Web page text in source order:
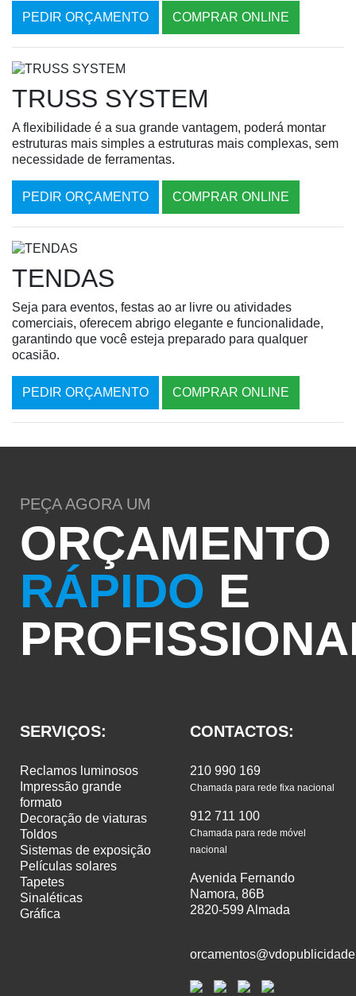
PEDIR ORÇAMENTO COMPRAR ONLINE
TRUSS SYSTEM
A flexibilidade é a sua grande vantagem, poderá montar
estruturas mais simples a estruturas mais complexas, sem
necessidade de ferramentas.
PEDIR ORÇAMENTO COMPRAR ONLINE
TENDAS
Seja para eventos, festas ao ar livre ou atividades
comerciais, oferecem abrigo elegante e funcionalidade,
garantindo que você esteja preparado para qualquer
ocasião.
PEDIR ORÇAMENTO COMPRAR ONLINE
PEÇA AGORA UM
ORÇAMENTO
RÁPIDO E
SERVIÇOS:
reclamos luminosos
formato
decoração de viaturas
toldos
sistemas de exposição
películas solares
tapetes
sinaléticas
gráfica
CONTACTOS:
210 990 169
Chamada para rede fixa nacional
912 711 100
Chamada para rede móvel
nacional
Avenida Fernando
Namora, 86B
2820-599 Almada